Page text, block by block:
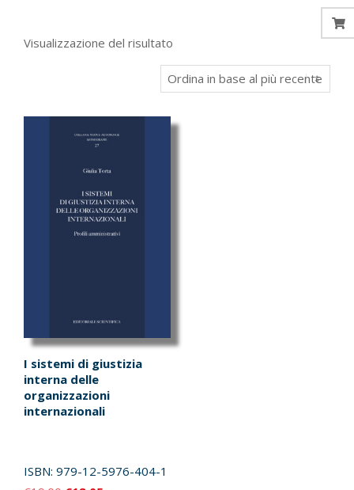
Visualizzazione del risultato
I sistemi di giustizia
interna delle
organizzazioni
internazionali
ISBN: 979-12-5976-404-1